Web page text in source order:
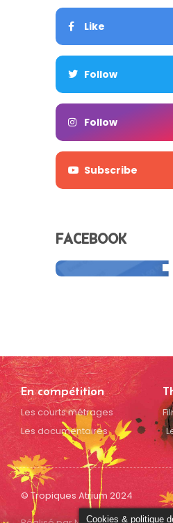
Like
Follow
Follow
Subscribe
FACEBOOK
En compétition
Les courts métrages
Les documentaires
© Tropiques Atrium 2024
Cookies & politique